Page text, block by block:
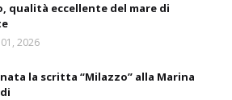
qualità eccellente del mare di
2026
la scritta “Milazzo” alla Marina